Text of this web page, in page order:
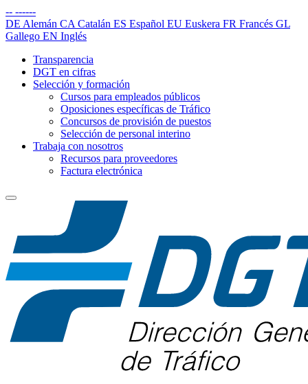
-- ------
DE Alemán CA Catalán ES Español EU Euskera FR Francés GL
Gallego EN Inglés
Transparencia
DGT en cifras
Selección y formación
Cursos para empleados públicos
Oposiciones específicas de Tráfico
Concursos de provisión de puestos
Selección de personal interino
Trabaja con nosotros
Recursos para proveedores
Factura electrónica